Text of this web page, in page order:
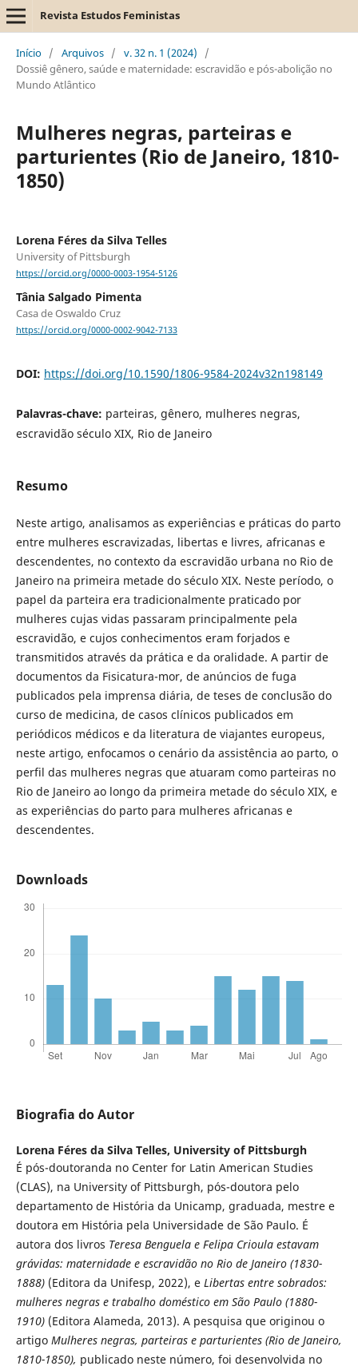
Revista Estudos Feministas
Início / Arquivos / v. 32 n. 1 (2024)
/
Dossiê gênero, saúde e maternidade: escravidão e pós-abolição no
Mundo Atlântico
Mulheres negras, parteiras e
parturientes (Rio de Janeiro, 1810-
1850)
Lorena Féres da Silva Telles
University of Pittsburgh
https://orcid.org/0000-0003-1954-5126
Tânia Salgado Pimenta
Casa de Oswaldo Cruz
https://orcid.org/0000-0002-9042-7133
DOI: https://doi.org/10.1590/1806-9584-2024v32n198149
Palavras-chave: parteiras, gênero, mulheres negras,
escravidão século XIX, Rio de Janeiro
Resumo
Neste artigo, analisamos as experiências e práticas do parto
entre mulheres escravizadas, libertas e livres, africanas e
descendentes, no contexto da escravidão urbana no Rio de
Janeiro na primeira metade do século XIX. Neste período, o
papel da parteira era tradicionalmente praticado por
mulheres cujas vidas passaram principalmente pela
escravidão, e cujos conhecimentos eram forjados e
transmitidos através da prática e da oralidade. A partir de
documentos da Fisicatura-mor, de anúncios de fuga
publicados pela imprensa diária, de teses de conclusão do
curso de medicina, de casos clínicos publicados em
periódicos médicos e da literatura de viajantes europeus,
neste artigo, enfocamos o cenário da assistência ao parto, o
perfil das mulheres negras que atuaram como parteiras no
Rio de Janeiro ao longo da primeira metade do século XIX, e
as experiências do parto para mulheres africanas e
descendentes.
Downloads
Biografia do Autor
Lorena Féres da Silva Telles, University of Pittsburgh
É pós-doutoranda no Center for Latin American Studies
(CLAS), na University of Pittsburgh, pós-doutora pelo
departamento de História da Unicamp, graduada, mestre e
doutora em História pela Universidade de São Paulo. É
autora dos livros Teresa Benguela e Felipa Crioula estavam
grávidas: maternidade e escravidão no Rio de Janeiro (1830-
1888)(Editora da Unifesp, 2022), e Libertas entre sobrados:
mulheres negras e trabalho doméstico em São Paulo (1880-
1910)(Editora Alameda, 2013). A pesquisa que originou o
artigo Mulheres negras, parteiras e parturientes (Rio de Janeiro,
1810-1850), publicado neste número, foi desenvolvida no